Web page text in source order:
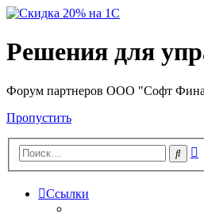
Решения для
Форум партнеров ООО "Софт
Пропустить
Поиск
Ссылки